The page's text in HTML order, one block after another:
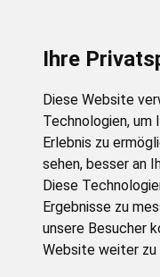
Ihre
Diese Website
Technologien, um
Erlebnis zu
sehen, besser an
Diese
Ergebnisse zu
unsere Besucher
Website weiter zu